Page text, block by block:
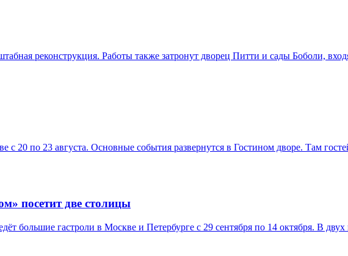
реконструкция. Работы также затронут дворец Питти и сады Боболи,
20 по 23 августа. Основные события развернутся в Гостином дворе. Там
посетит две столицы
большие гастроли в Москве и Петербурге с 29 сентября по 14 октября. В двух